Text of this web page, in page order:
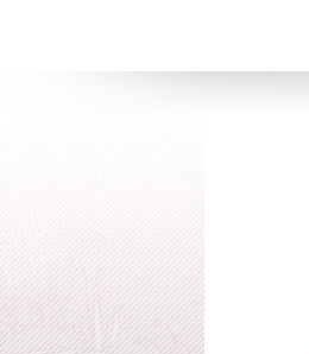
BARN BRÖLLOPSKORT